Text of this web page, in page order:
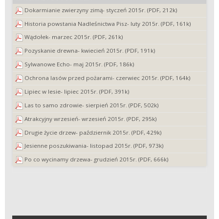
Dokarmianie zwierzyny zimą- styczeń 2015r. (PDF, 212k)
Historia powstania Nadleśnictwa Pisz- luty 2015r. (PDF, 161k)
Wądołek- marzec 2015r. (PDF, 261k)
Pozyskanie drewna- kwiecień 2015r. (PDF, 191k)
Sylwanowe Echo- maj 2015r. (PDF, 186k)
Ochrona lasów przed pożarami- czerwiec 2015r. (PDF, 164k)
Lipiec w lesie- lipiec 2015r. (PDF, 391k)
Las to samo zdrowie- sierpień 2015r. (PDF, 502k)
Atrakcyjny wrzesień- wrzesień 2015r. (PDF, 295k)
Drugie życie drzew- październik 2015r. (PDF, 429k)
Jesienne poszukiwania- listopad 2015r. (PDF, 973k)
Po co wycinamy drzewa- grudzień 2015r. (PDF, 666k)